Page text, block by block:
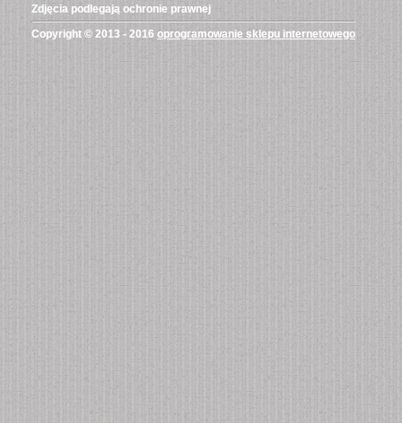
Zdjęcia podlegają ochronie prawnej
Copyright © 2013 - 2016 oprogramowanie sklepu internetowego